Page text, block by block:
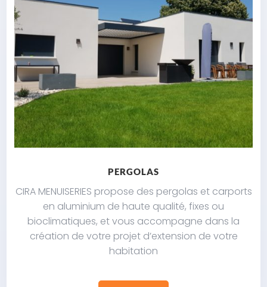
PERGOLAS
CIRA MENUISERIES propose des pergolas et carports
en aluminium de haute qualité, fixes ou
bioclimatiques, et vous accompagne dans la
création de votre projet d’extension de votre
habitation